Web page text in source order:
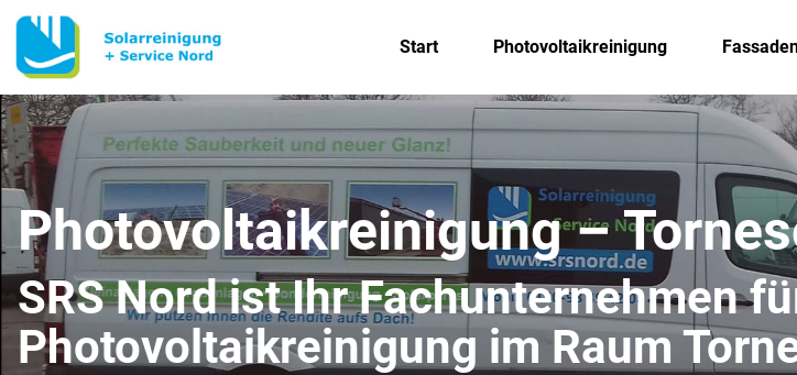
Start Photovoltaikreinigung
Photovoltaikreinigung –
SRS Nord ist Ihr Fachunternehmen
Photovoltaikreinigung im Raum